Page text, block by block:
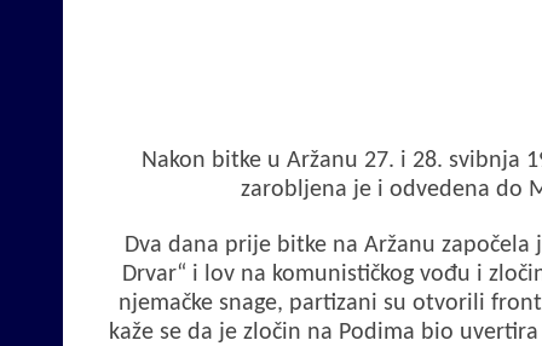
Nakon bitke u Aržanu 27. i 28. svibnja
zarobljena je i odvedena do
Dva dana prije bitke na Aržanu započela
Drvar“ i lov na komunističkog vođu i
njemačke snage, partizani su otvorili
kaže se da je zločin na Podima bio